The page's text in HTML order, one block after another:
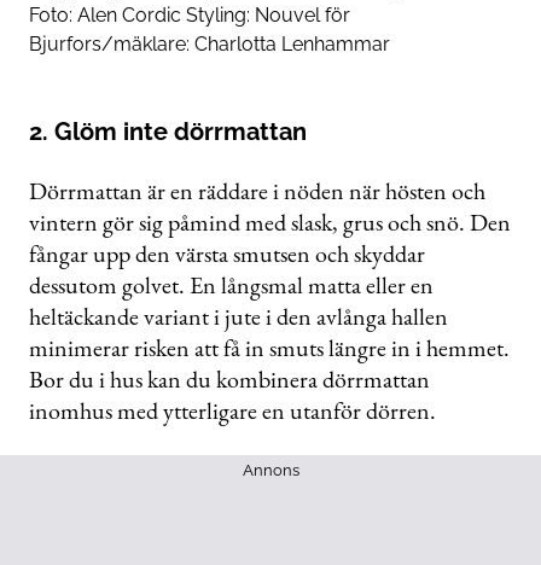
Foto: Alen Cordic Styling: Nouvel för
Bjurfors/mäklare: Charlotta Lenhammar
2. Glöm inte dörrmattan
Dörrmattan är en räddare i nöden när hösten och
vintern gör sig påmind med slask, grus och snö. Den
fångar upp den värsta smutsen och skyddar
dessutom golvet. En långsmal matta eller en
heltäckande variant i jute i den avlånga hallen
minimerar risken att få in smuts längre in i hemmet.
Bor du i hus kan du kombinera dörrmattan
inomhus med ytterligare en utanför dörren.
Annons